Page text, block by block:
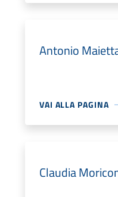
Antonio
VAI ALLA PAGINA
Claudia